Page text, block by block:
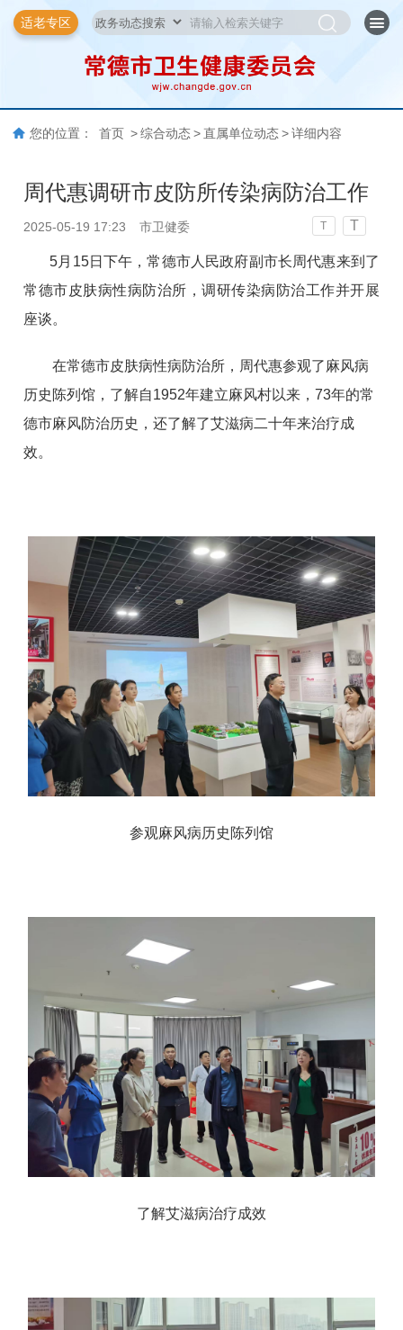
适老专区
您的位置： 首页 > 综合动态 > 直属单位动态 > 详细内容
周代惠调研市皮防所传染病防治工作
2025-05-19 17:23 市卫健委 T T
5月15日 下午，常德市人民政府副市长周代惠来到了
常德市皮肤病性病防治所，调研传染病防治工作并开展
座谈。
在常德市皮肤病性病防治所，周代惠参观了麻风病
历史陈列馆，了解自1952年建立麻风村以来，73年的常
德市麻风防治历史，还了解了艾滋病二十年来治疗成
效。
参观麻风病历史陈列馆
了解艾滋病治疗成效